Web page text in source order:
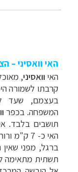
האי וואסיני –
האי וואסיני,
קרבתו לשמורה
בעצמם, שעד
המשפחה. בכפר
תושבים בלבד.
ברגל, מפני שאין
תשתית מתאימה